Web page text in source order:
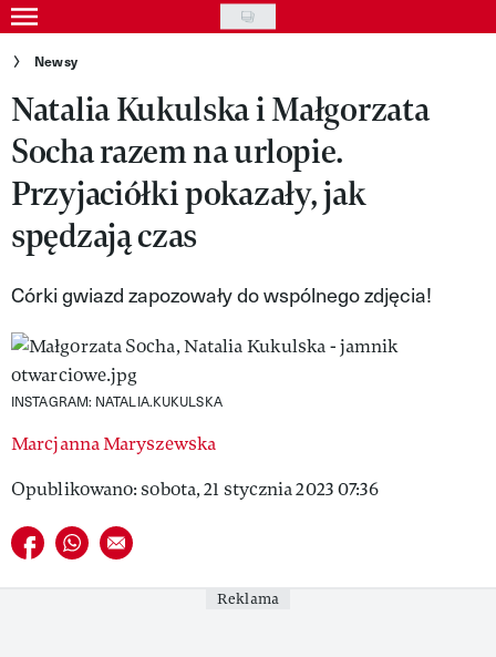
Skip
to
content
Gwiazdy
Ludzie
Moda
Uroda
Styl życia
Kultura
Wideo
Nasze akcje
Newsy
Natalia Kukulska i Małgorzata
Socha razem na urlopie.
Przyjaciółki pokazały, jak
spędzają czas
Córki gwiazd zapozowały do wspólnego zdjęcia!
INSTAGRAM: NATALIA.KUKULSKA
Marcjanna Maryszewska
Opublikowano: sobota, 21 stycznia 2023 07:36
Udostępnij na facebook
Udostępnij na whatsapp
E-mail do przyjaciela
Reklama